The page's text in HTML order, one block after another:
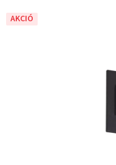
5-
AKCIÓ